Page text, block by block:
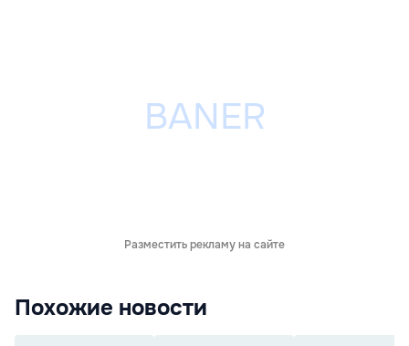
Разместить рекламу на сайте
Похожие новости